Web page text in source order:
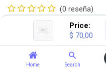
Price:
$ 70,00
Home Search
(0 reseña)
70,00 80,49 IVA